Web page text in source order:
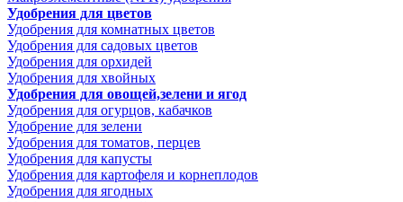
Удобрения для цветов
Удобрения для комнатных цветов
Удобрения для садовых цветов
Удобрения для орхидей
Удобрения для хвойных
Удобрения для овощей,зелени и ягод
Удобрения для огурцов, кабачков
Удобрение для зелени
Удобрения для томатов, перцев
Удобрения для капусты
Удобрения для картофеля и корнеплодов
Удобрения для ягодных